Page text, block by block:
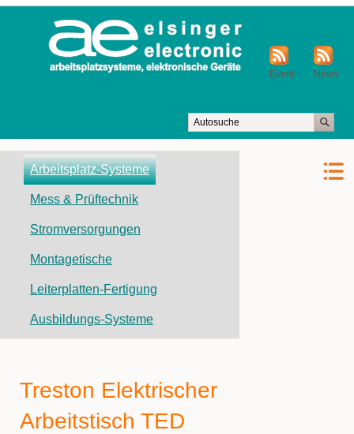
News
Event
Navigation
überspringen
Arbeitsplatz-Systeme
Mess & Prüftechnik
Stromversorgungen
Montagetische
Leiterplatten-Fertigung
Ausbildungs-Systeme
Treston Elektrischer
Arbeitstisch TED